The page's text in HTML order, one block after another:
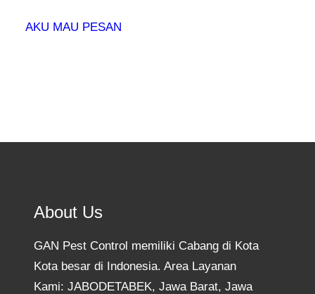
AKU MAU PESAN
About Us
GAN Pest Control memiliki Cabang di Kota
Kota besar di Indonesia. Area Layanan
Kami: JABODETABEK, Jawa Barat, Jawa